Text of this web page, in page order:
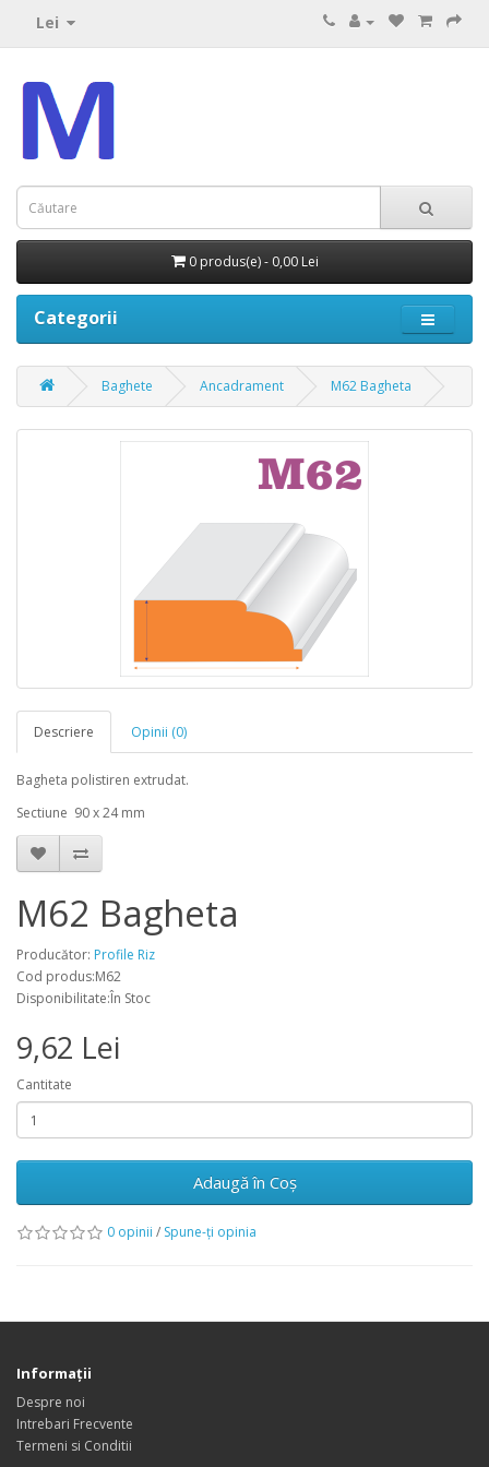
Lei
0 produs(e) - 0,00 Lei
Categorii
Baghete Ancadrament M62 Bagheta
Descriere Opinii (0)
Bagheta polistiren extrudat.
Sectiune 90 x 24 mm
M62 Bagheta
Producător: Profile Riz
Cod produs:M62
Disponibilitate:În Stoc
9,62 Lei
Cantitate
Adaugă în Coş
0 opinii / Spune-ţi opinia
Informaţii
Despre noi
Intrebari Frecvente
Termeni si Conditii